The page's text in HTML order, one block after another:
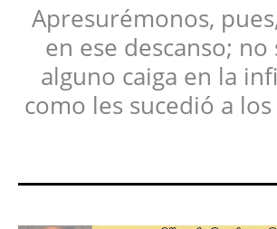
Apresurémonos,
en ese descanso; no
alguno caiga en la
como les sucedió a